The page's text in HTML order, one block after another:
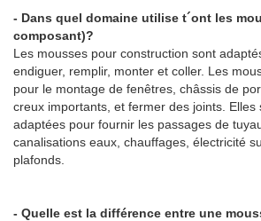
- Dans quel domaine utilise t´ont les
composant)?
Les mousses pour construction sont
endiguer, remplir, monter et coller. Les
pour le montage de fenêtres, châssis de
creux importants, et fermer des joints. Elles
adaptées pour fournir les passages de
canalisations eaux, chauffages, électricité
plafonds.
- Quelle est la différence entre une